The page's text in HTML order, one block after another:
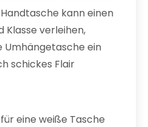
kann einen
Klasse verleihen,
Umhängetasche ein
schickes Flair
eine weiße Tasche